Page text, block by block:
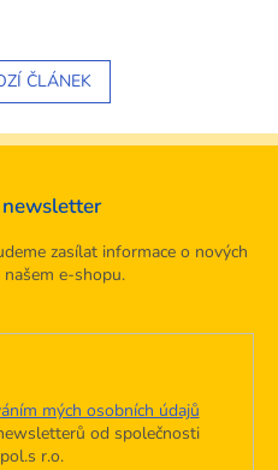
ČLÁNEK
zasílat informace o nových
e-shopu.
mých osobních údajů
od společnosti
r.o.